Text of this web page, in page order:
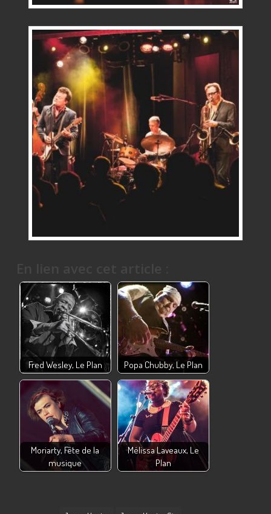
Fred Wesley, Le Plan Popa Chubby, Le Plan
Moriarty, Fête de la
musique
Mélissa Laveaux, Le
Plan